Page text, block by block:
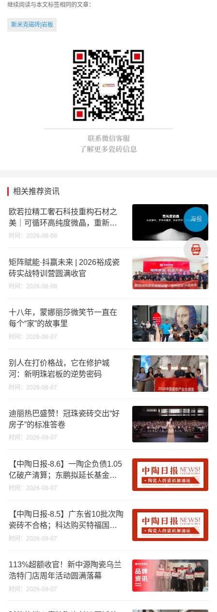
继续阅读与本文标签相同的文章：
斯米克磁砖|岩板
相关推荐资讯
欧若拉精工奢石科技重构石材之
美｜可循环高纯度微晶，重新定
义高端奢石原料
时间：2026-08-08
矩阵赋能·抖赢未来 | 2026裕成瓷
砖实战特训营圆满收官
时间：2026-08-08
十八年，蒙娜丽莎微笑节一直在
每个“家”的故事里
时间：2026-08-07
别人在打价格战，它在修护城
河：新明珠岩板的逆势密码
时间：2026-08-07
迪丽热巴盛赞！冠珠瓷砖交出“好
房子”的标准答卷
时间：2026-08-07
【中陶日报-8.6】一陶企负债1.05
亿破产清算；东鹏拟延长基金投
资期限；工信部开展建陶行业能
时间：2026-08-07
【中陶日报-8.5】广东省10批次陶
瓷砖不合格；科达购买特福国际
股份申请未通过；蒙娜丽莎5千万
破18亿元
时间：2026-08-07
113%超额收官！新中源陶瓷乌兰
浩特门店周年活动圆满落幕
时间：2026-08-07
海报